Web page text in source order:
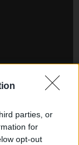
parties, or
for
opt-out